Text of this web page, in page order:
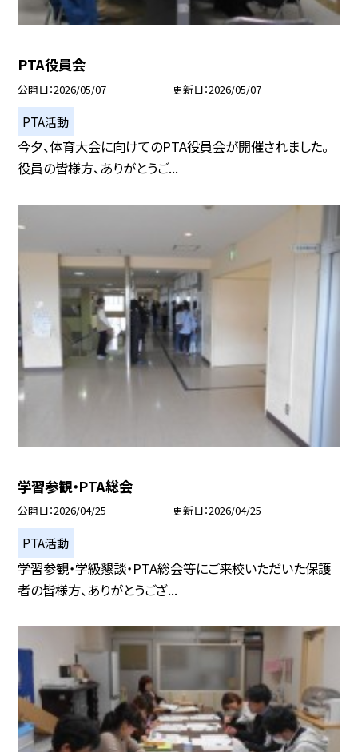
PTA役員会
公開日 2026/05/07 更新日 2026/05/07
PTA活動
今夕、体育大会に向けてのPTA役員会が開催されました。
役員の皆様方、ありがとうご...
学習参観・PTA総会
公開日 2026/04/25 更新日 2026/04/25
PTA活動
学習参観・学級懇談・PTA総会等にご来校いただいた保護
者の皆様方、ありがとうござ...